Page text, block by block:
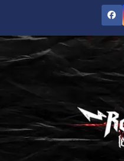
contenido